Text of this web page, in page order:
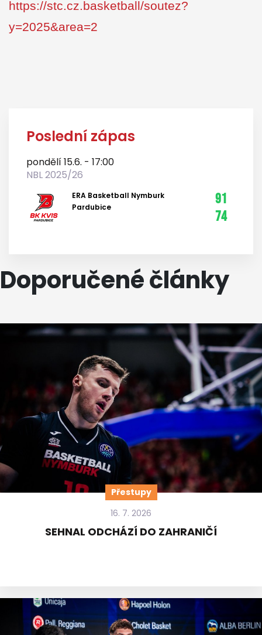
https://stc.cz.basketball/soutez?
y=2025&area=2
Poslední zápas
pondělí 15.6. - 17:00
NBL 2025/26
ERA Basketball Nymburk
Pardubice
91
74
Doporučené články
Přestupy
16. 7. 2026
SEHNAL ODCHÁZÍ DO ZAHRANIČÍ